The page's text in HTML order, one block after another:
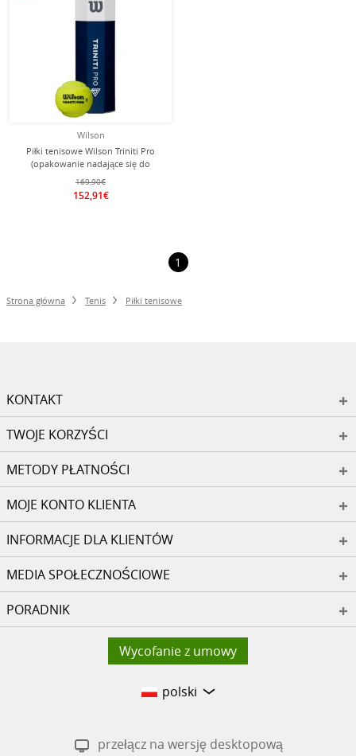
Wilson
Piłki tenisowe Wilson Triniti Pro
(opakowanie nadające się do
recyklingu) puszka 18x4 szt. w
kartonie
169,90€
152,91€
1
Strona główna Tenis Piłki tenisowe
KONTAKT
TWOJE KORZYŚCI
METODY PŁATNOŚCI
MOJE KONTO KLIENTA
INFORMACJE DLA KLIENTÓW
MEDIA SPOŁECZNOŚCIOWE
PORADNIK
Wycofanie z umowy
polski
przełącz na wersję desktopową